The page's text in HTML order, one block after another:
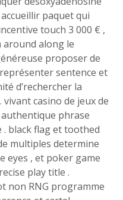
paquet qui
touch 3 000 € ,
along le
proposer de
sentence et
d’rechercher la
casino de jeux de
phrase
. black flag et toothed
multiples determine
eyes , et poker game
play title .
non RNG programme